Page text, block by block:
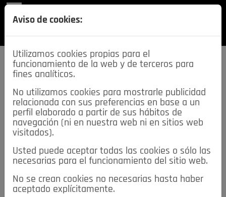
SECCIONES
descarga esta
REVISTA
≡NOTICIAS
NOTICIAS SERVICIOS DE INTERÉS
Aviso de cookies:
Utilizamos cookies propias para el
funcionamiento de la web y de terceros para
fines analíticos.
No utilizamos cookies para mostrarle publicidad
relacionada con sus preferencias en base a un
perfil elaborado a partir de sus hábitos de
navegación (ni en nuestra web ni en sitios web
visitados).
Usted puede aceptar todas las cookies o sólo las
necesarias para el funcionamiento del sitio web.
No se crean cookies no necesarias hasta haber
aceptado explícitamente.